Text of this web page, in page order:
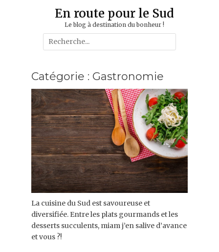
En route pour le Sud
Le blog à destination du bonheur !
Search
for:
Catégorie : Gastronomie
La cuisine du Sud est savoureuse et
diversifiée. Entre les plats gourmands et les
desserts succulents, miam j’en salive d’avance
et vous ?!